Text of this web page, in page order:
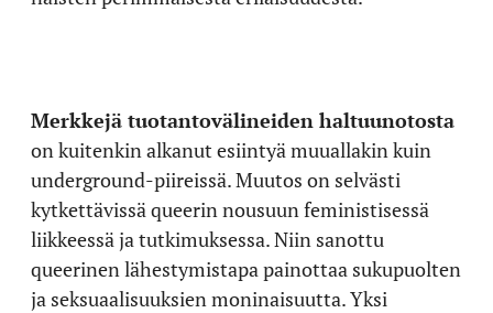
Merkkejä tuotantovälineiden haltuunotosta
on kuitenkin alkanut esiintyä muuallakin kuin
underground-piireissä. Muutos on selvästi
kytkettävissä queerin nousuun feministisessä
liikkeessä ja tutkimuksessa. Niin sanottu
queerinen lähestymistapa painottaa sukupuolten
ja seksuaalisuuksien moninaisuutta. Yksi